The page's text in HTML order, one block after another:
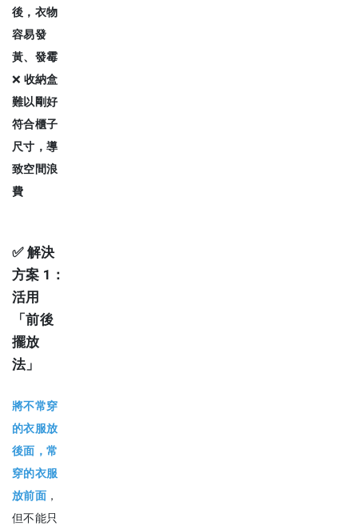
後，衣物
容易發
黃、發霉
❌ 收納盒
難以剛好
符合櫃子
尺寸，導
致空間浪
費
✅ 解決
方案 1：
活用
「前後
擺放
法」
將不常穿
的衣服放
後面，常
穿的衣服
放前面 ，
但不能只